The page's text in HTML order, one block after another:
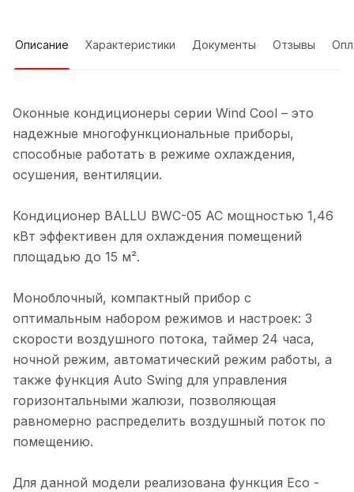
Описание Характеристики Документы Отзывы
Оконные кондиционеры серии Wind Cool – это
надежные многофункциональные приборы,
способные работать в режиме охлаждения,
осушения, вентиляции.
Кондиционер BALLU BWC-05 AC мощностью 1,46
кВт эффективен для охлаждения помещений
площадью до 15 м².
Моноблочный, компактный прибор с
оптимальным набором режимов и настроек: 3
скорости воздушного потока, таймер 24 часа,
ночной режим, автоматический режим работы, а
также функция Auto Swing для управления
горизонтальными жалюзи, позволяющая
равномерно распределить воздушный поток по
помещению.
Для данной модели реализована функция Eco -